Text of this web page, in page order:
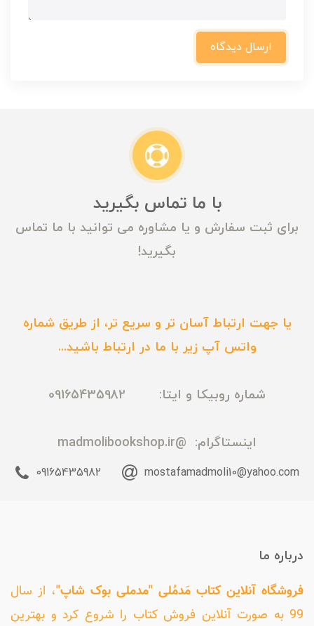
ارسال دیدگاه
با ما تماس بگیرید
برای ثبت سفارش و یا مشاوره می توانید با ما تماس
بگیرید!
یا جهت ارتباط آسان تر و سریع تر، از طریق شماره
واتس آپ زیر با ما در ارتباط باشید...
شماره روبیکا و ایتا: 09165435982
اینستاگرام: @madmolibookshop.ir
mostafamadmoli10@yahoo.com
09165435982
درباره ما
فروشگاه آنلاین کتاب مَدمُلی "مدملی بوک شاپ"، از سال
99 به صورت آنلاین فروش کتاب را شروع کرد و بهترین